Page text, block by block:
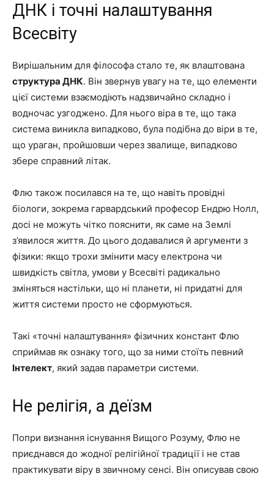
ДНК і точні налаштування
Всесвіту
Вирішальним для філософа стало те, як влаштована
структура ДНК. Він звернув увагу на те, що елементи
цієї системи взаємодіють надзвичайно складно і
водночас узгоджено. Для нього віра в те, що така
система виникла випадково, була подібна до віри в те,
що ураган, пройшовши через звалище, випадково
збере справний літак.
Флю також посилався на те, що навіть провідні
біологи, зокрема гарвардський професор Ендрю Нолл,
досі не можуть чітко пояснити, як саме на Землі
з’явилося життя. До цього додавалися й аргументи з
фізики: якщо трохи змінити масу електрона чи
швидкість світла, умови у Всесвіті радикально
зміняться настільки, що ні планети, ні придатні для
життя системи просто не сформуються.
Такі «точні налаштування» фізичних констант Флю
сприймав як ознаку того, що за ними стоїть певний
Інтелект, який задав параметри системи.
Не релігія, а деїзм
Попри визнання існування Вищого Розуму, Флю не
приєднався до жодної релігійної традиції і не став
практикувати віру в звичному сенсі. Він описував свою